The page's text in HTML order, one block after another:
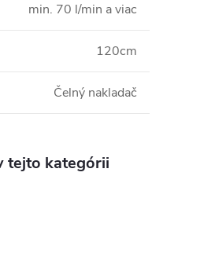
min. 70 l/min a viac
120cm
Čelný nakladač
tejto kategórii